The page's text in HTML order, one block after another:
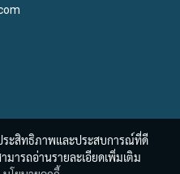
ระสิทธิภาพและประสบการณ์ที่ดี
มารถอ่านรายละเอียดเพิ่มเติม